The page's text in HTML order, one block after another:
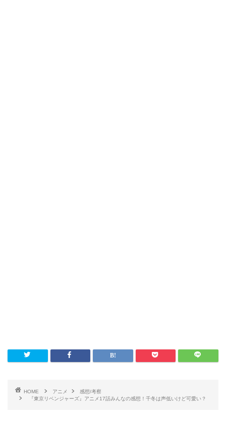
HOME アニメ
感想/考察
『東京リベンジャーズ』アニメ17話みんなの感想！千冬は声低いけど可愛い？